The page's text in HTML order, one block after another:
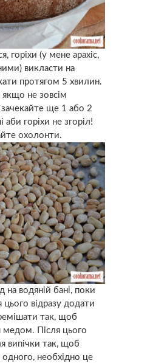
горіхи (у мене арахіс,
викласти на
протягом 5 хвилин.
якщо не зовсім
ще 1 або 2
горіхи не згоріл!
охолонти.
на водяній бані, поки
цього відразу додати
так, щоб
медом. Після цього
випічки так, щоб
одного, необхідно це